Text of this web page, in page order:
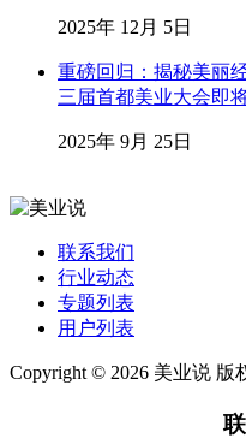
2025年 12月 5日
重磅回归：揭秘美丽
三届首都美业大会即
2025年 9月 25日
联系我们
行业动态
专题列表
用户列表
Copyright © 2026 美业说 版